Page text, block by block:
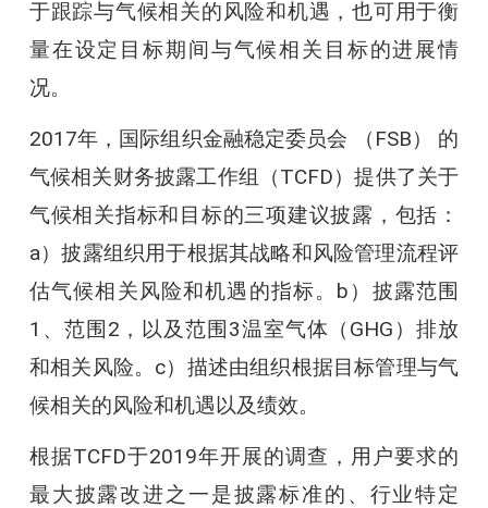
于跟踪与气候相关的风险和机遇，也可用于衡
量在设定目标期间与气候相关目标的进展情
况。
2017年，国际组织金融稳定委员会 （FSB） 的
气候相关财务披露工作组（TCFD）提供了关于
气候相关指标和目标的三项建议披露，包括：
a）披露组织用于根据其战略和风险管理流程评
估气候相关风险和机遇的指标。b）披露范围
1、范围2，以及范围3温室气体（GHG）排放
和相关风险。c）描述由组织根据目标管理与气
候相关的风险和机遇以及绩效。
根据TCFD于2019年开展的调查，用户要求的
最大披露改进之一是披露标准的、行业特定